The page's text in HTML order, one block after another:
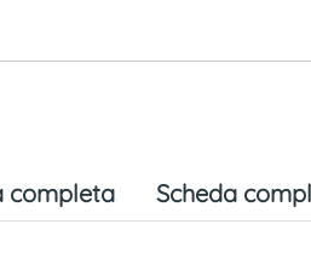
completa Scheda